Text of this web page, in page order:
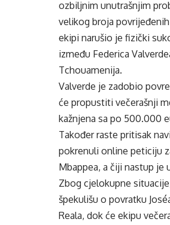
ozbiljnim unutrašnjim
velikog broja
ekipi narušio je fizički
između Federica
Tchouamenija.
Valverde je zadobio
će propustiti večerašnji
kažnjena sa po 500.000
Također raste pritisak
pokrenuli online peticiju
Mbappea, a čiji nastup je
Zbog cjelokupne
špekulišu o povratku
Reala, dok će ekipu